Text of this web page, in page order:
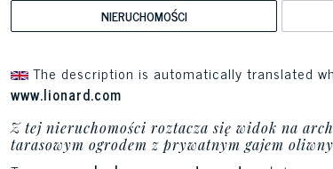
NIERUCHOMOŚCI
The description is automatically translated
www.lionard.com
Z tej nieruchomości roztacza się widok na
tarasowym ogrodem z prywatnym gajem